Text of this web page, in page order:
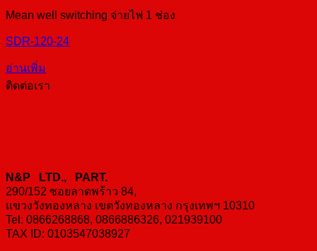
Mean well switching จ่ายไฟ 1 ช่อง
SDR-120-24
อ่านเพิ่ม
ติดต่อเรา
N&P LTD., PART.
290/152 ซอยลาดพร้าว 84,
แขวงวังทองหลาง เขตวังทองหลาง กรุงเทพฯ 10310
Tel: 0866268868, 0866886326, 021939100
TAX ID: 0103547038927